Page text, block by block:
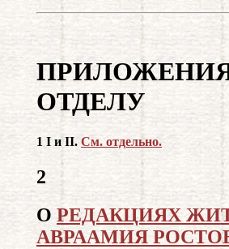
ОТДЕЛУ
1 I и II. См. отдельно.
2
ОРЕДАКЦИЯХ
АВРААМИЯ